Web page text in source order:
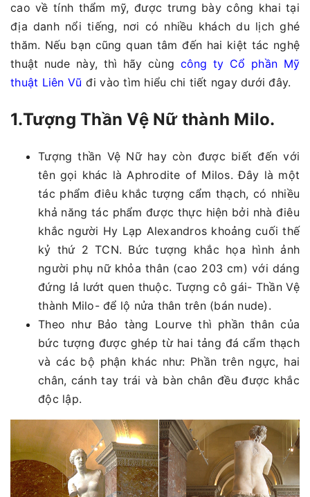
cao về tính thẩm mỹ, được trưng bày công khai tại
địa danh nổi tiếng, nơi có nhiều khách du lịch ghé
thăm. Nếu bạn cũng quan tâm đến hai kiệt tác nghệ
thuật nude này, thì hãy cùng công ty Cổ phần Mỹ
thuật Liên Vũ đi vào tìm hiểu chi tiết ngay dưới đây.
1.Tượng Thần Vệ Nữ thành Milo.
Tượng thần Vệ Nữ hay còn được biết đến với
tên gọi khác là Aphrodite of Milos. Đây là một
tác phẩm điêu khắc tượng cẩm thạch, có nhiều
khả năng tác phẩm được thực hiện bởi nhà điêu
khắc người Hy Lạp Alexandros khoảng cuối thế
kỷ thứ 2 TCN. Bức tượng khắc họa hình ảnh
người phụ nữ khỏa thân (cao 203 cm) với dáng
đứng lả lướt quen thuộc. Tượng cô gái- Thần Vệ
thành Milo- để lộ nửa thân trên (bán nude).
Theo như Bảo tàng Lourve thì phần thân của
bức tượng được ghép từ hai tảng đá cẩm thạch
và các bộ phận khác như: Phần trên ngực, hai
chân, cánh tay trái và bàn chân đều được khắc
độc lập.